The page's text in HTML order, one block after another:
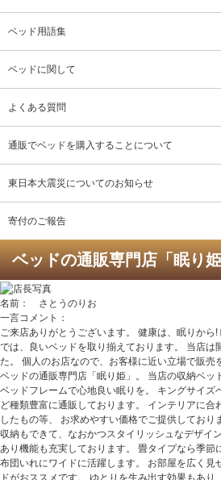
ベッド用語集
ベッドに関して
よくある質問
通販でベッドを購入することについて
東日本大震災についてのお知らせ
寄付のご報告
ベッドの通販専門店「眠り
名前： さとうのりお
一言コメント：
ご来店ありがとうございます。 健康は、眠りから
では、良いベッドを取り揃えております。 当店は
た。 個人のお店なので、お客様に近い立場で販売
ベッドの通販専門店「眠り姫」。 当店の収納ベッ
ベッドフレームで心地良い眠りを。 キングサイズ
ど種類豊富に通販しております。 インテリアに
したもの等、 お求めやすい価格でご提供しており
収納もできて、なおかつスタイリッシュなデザイ
あり機能も充実しております。 畳タイプなら季節
布団いれにワイドに活躍します。 お部屋を広く見
ドがおススメです。 ゆとりを生み出す効果もあり